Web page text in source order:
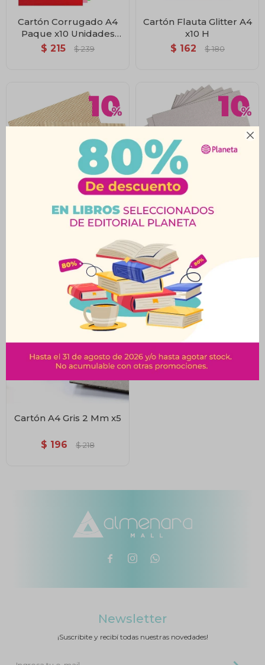

Cartón Corrugado A4
Paque x10 Unidades
Tabaré
$ 215 $ 239
Cartón Flauta Glitter A4
x10 H
$ 162 $ 180
Cartón Flauta Kraft
Cartón A4 Gris 1Mm x10
$
Cartón A4 Gris 2 Mm x5
$ 196 $ 218
  
Newsletter
¡Suscribite y recibí todas nuestras novedades!